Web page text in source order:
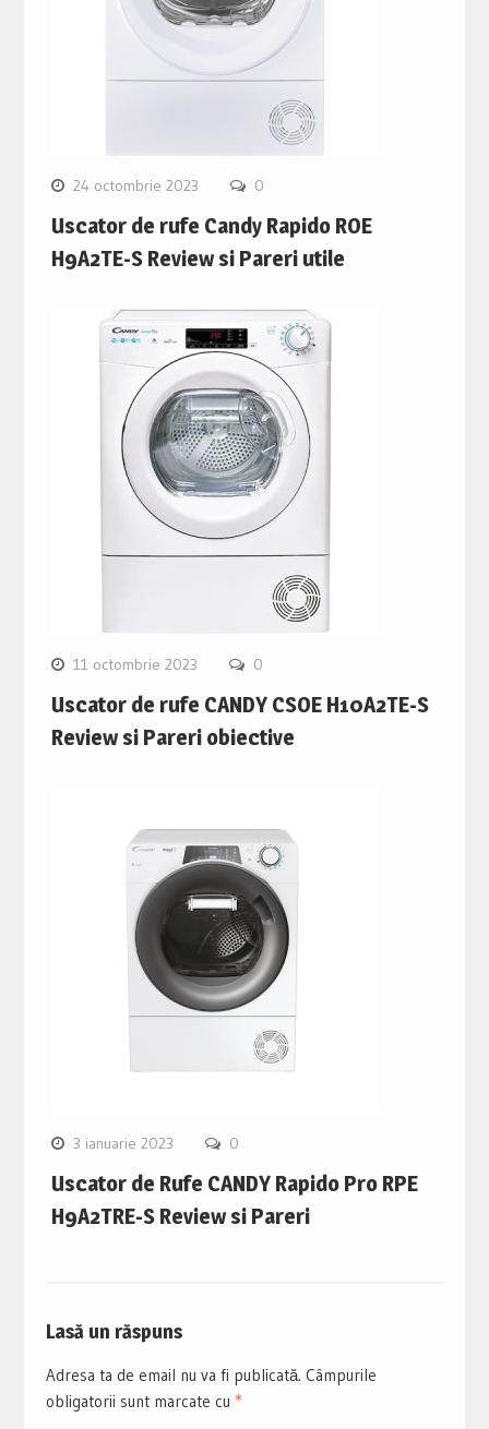
24 octombrie 2023 0
Uscator de rufe Candy Rapido ROE
H9A2TE-S Review si Pareri utile
11 octombrie 2023 0
Uscator de rufe CANDY CSOE H10A2TE-S
Review si Pareri obiective
3 ianuarie 2023 0
Uscator de Rufe CANDY Rapido Pro RPE
H9A2TRE-S Review si Pareri
Lasă un răspuns
Adresa ta de email nu va fi publicată. Câmpurile
obligatorii sunt marcate cu *